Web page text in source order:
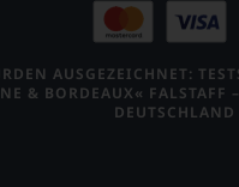
AUSGEZEICHNET:
& BORDEAUX« FALSTAFF